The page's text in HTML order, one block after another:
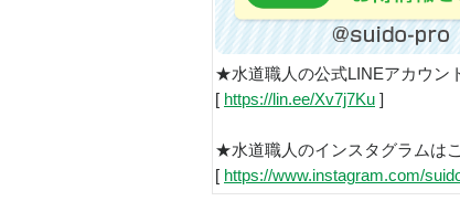
★水道職人の公式LINEアカウン
[ https://lin.ee/Xv7j7Ku ]
★水道職人のインスタグラムは
[ https://www.instagram.com/